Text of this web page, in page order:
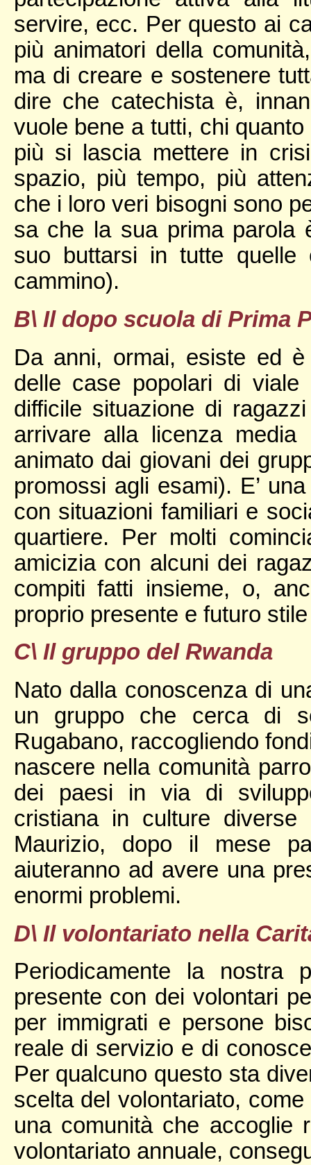
servire, ecc. Per questo ai
più animatori della
ma di creare e sostenere
dire che catechista è,
vuole bene a tutti, chi
più si lascia mettere in
spazio, più tempo, più
che i loro veri bisogni sono
sa che la sua prima parola
suo buttarsi in tutte
cammino).
B\ Il dopo scuola di Prima
Da anni, ormai, esiste ed
delle case popolari di viale
difficile situazione di
arrivare alla licenza
animato dai giovani dei
promossi agli esami). E’
con situazioni familiari e
quartiere. Per molti
amicizia con alcuni dei
compiti fatti insieme, o,
proprio presente e futuro
C\ Il gruppo del Rwanda
Nato dalla conoscenza di
un gruppo che cerca di
Rugabano, raccogliendo
nascere nella comunità
dei paesi in via di
cristiana in culture diverse
Maurizio, dopo il mese
aiuteranno ad avere una
enormi problemi.
D\ Il volontariato nella
Periodicamente la nostra
presente con dei volontari
per immigrati e persone
reale di servizio e di
Per qualcuno questo sta
scelta del volontariato,
una comunità che accoglie
volontariato annuale,